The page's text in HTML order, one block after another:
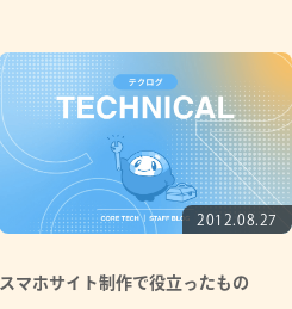
2012.08.27
スマホサイト制作で役立ったもの